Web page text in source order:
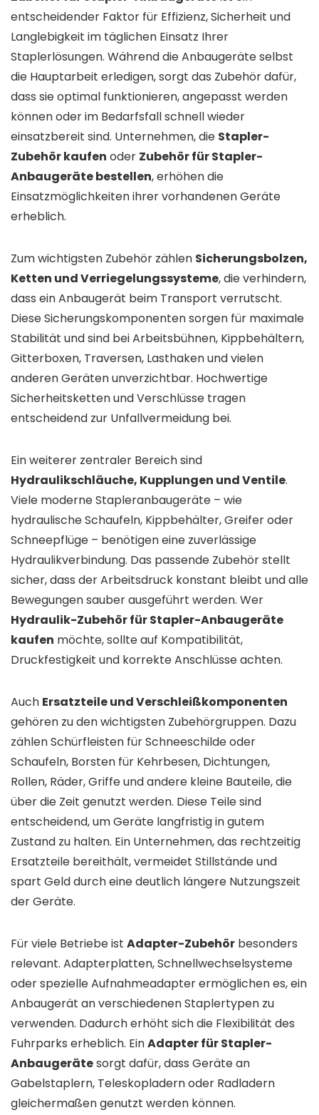
entscheidender Faktor für Effizienz, Sicherheit und
Langlebigkeit im täglichen Einsatz Ihrer
Staplerlösungen. Während die Anbaugeräte selbst
die Hauptarbeit erledigen, sorgt das Zubehör dafür,
dass sie optimal funktionieren, angepasst werden
können oder im Bedarfsfall schnell wieder
einsatzbereit sind. Unternehmen, die Stapler-
Zubehör kaufen oder Zubehör für Stapler-
Anbaugeräte bestellen, erhöhen die
Einsatzmöglichkeiten ihrer vorhandenen Geräte
erheblich.
Zum wichtigsten Zubehör zählen Sicherungsbolzen,
Ketten und Verriegelungssysteme, die verhindern,
dass ein Anbaugerät beim Transport verrutscht.
Diese Sicherungskomponenten sorgen für maximale
Stabilität und sind bei Arbeitsbühnen, Kippbehältern,
Gitterboxen, Traversen, Lasthaken und vielen
anderen Geräten unverzichtbar. Hochwertige
Sicherheitsketten und Verschlüsse tragen
entscheidend zur Unfallvermeidung bei.
Ein weiterer zentraler Bereich sind
Hydraulikschläuche, Kupplungen und Ventile.
Viele moderne Stapleranbaugeräte – wie
hydraulische Schaufeln, Kippbehälter, Greifer oder
Schneepflüge – benötigen eine zuverlässige
Hydraulikverbindung. Das passende Zubehör stellt
sicher, dass der Arbeitsdruck konstant bleibt und alle
Bewegungen sauber ausgeführt werden. Wer
Hydraulik-Zubehör für Stapler-Anbaugeräte
kaufen möchte, sollte auf Kompatibilität,
Druckfestigkeit und korrekte Anschlüsse achten.
Auch Ersatzteile und Verschleißkomponenten
gehören zu den wichtigsten Zubehörgruppen. Dazu
zählen Schürfleisten für Schneeschilde oder
Schaufeln, Borsten für Kehrbesen, Dichtungen,
Rollen, Räder, Griffe und andere kleine Bauteile, die
über die Zeit genutzt werden. Diese Teile sind
entscheidend, um Geräte langfristig in gutem
Zustand zu halten. Ein Unternehmen, das rechtzeitig
Ersatzteile bereithält, vermeidet Stillstände und
spart Geld durch eine deutlich längere Nutzungszeit
der Geräte.
Für viele Betriebe ist Adapter-Zubehör besonders
relevant. Adapterplatten, Schnellwechselsysteme
oder spezielle Aufnahmeadapter ermöglichen es, ein
Anbaugerät an verschiedenen Staplertypen zu
verwenden. Dadurch erhöht sich die Flexibilität des
Fuhrparks erheblich. EinAdapter für Stapler-
Anbaugerätesorgt dafür, dass Geräte an
Gabelstaplern, Teleskopladern oder Radladern
gleichermaßen genutzt werden können.